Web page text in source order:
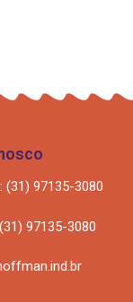
(31) 97135-3080
97135-3080